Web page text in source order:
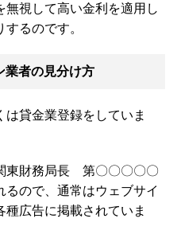
無視して高い金利を適用し
るのです。
業者の見分け方
貸金業登録をしていま
東財務局長 第〇〇〇〇〇
ので、通常はウェブサイ
種広告に掲載されていま